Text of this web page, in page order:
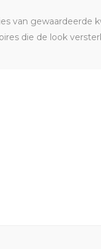
van gewaardeerde
die de look